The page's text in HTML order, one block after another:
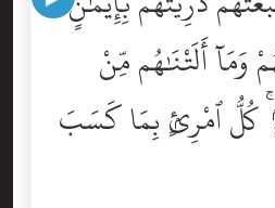
وَمَآ أَلَتْنَٰهُم مِّنْ
كُلُّ ٱمْرِئٍۭ بِمَا كَسَبَ